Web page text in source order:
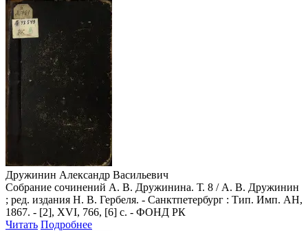
Дружинин Александр Васильевич
Собрание сочинений А. В. Дружинина. Т. 8 / А. В. Дружинин
; ред. издания Н. В. Гербеля. - Санктпетербург : Тип. Имп. АН,
1867. - [2], XVI, 766, [6] с. - ФОНД РК
Читать Подробнее